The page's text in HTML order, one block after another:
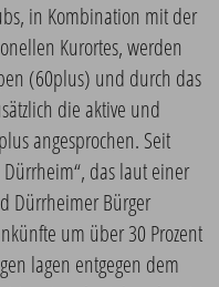
in Kombination mit der
Kurortes, werden
(60plus) und durch das
die aktive und
angesprochen. Seit
Dürrheim“, das laut einer
Dürrheimer Bürger
um über 30 Prozent
lagen entgegen dem